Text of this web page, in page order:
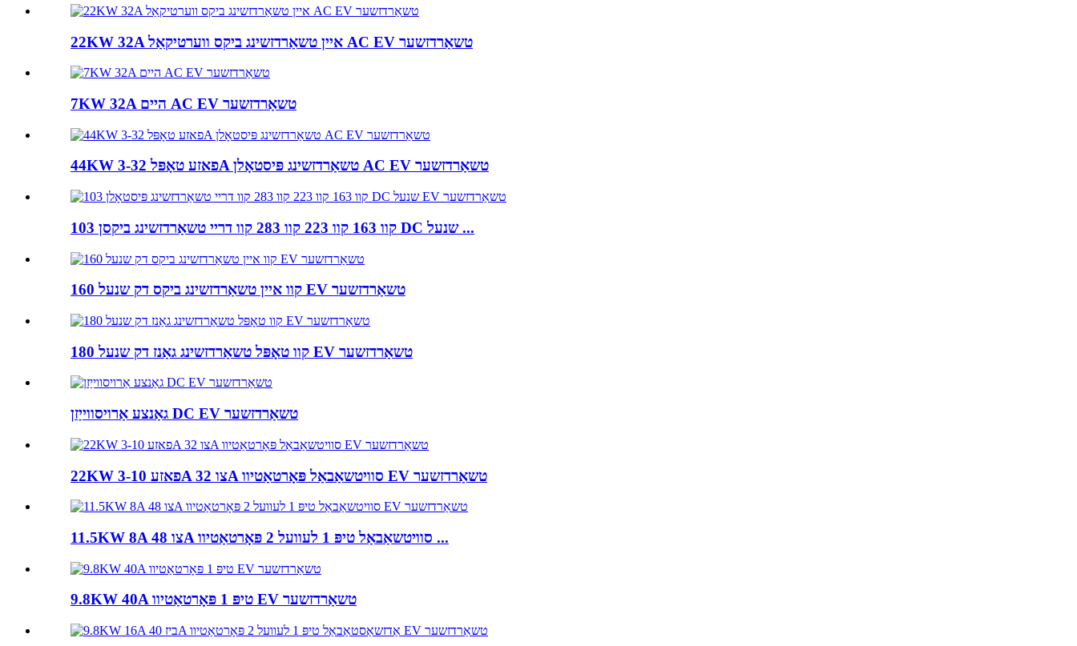
22KW 32A איין טשאַרדזשינג ביקס ווערטיקאַל AC EV טשאַרדזשער
7KW 32A היים AC EV טשאַרדזשער
44KW 3-פאזע טאָפּל 32A טשאַרדזשינג פּיסטאָלן AC EV טשאַרדזשער
103 קוו 163 קוו 223 קוו 283 קוו דריי טשאַרדזשינג ביקסן DC שנעל ...
160 קוו איין טשאַרדזשינג ביקס דק שנעל EV טשאַרדזשער
180 קוו טאָפּל טשאַרדזשינג גאַנז דק שנעל EV טשאַרדזשער
גאַנצע אַרויסווייַזן DC EV טשאַרדזשער
22KW 3-פאזע 10A צו 32A סוויטשאַבאַל פּאָרטאַטיוו EV טשאַרדזשער
11.5KW 8A צו 48A סוויטשאַבאַל טיפּ 1 לעוועל 2 פּאָרטאַטיוו ...
9.8KW 40A טיפּ 1 פּאָרטאַטיוו EV טשאַרדזשער